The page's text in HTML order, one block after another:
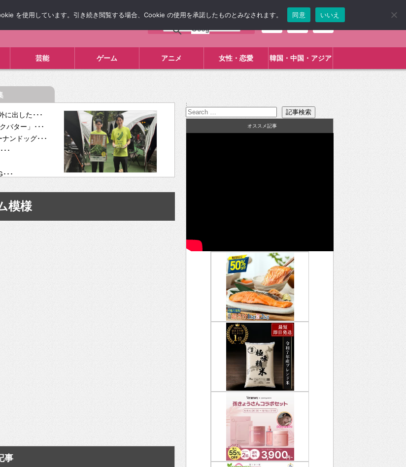
芸能 ゲーム アニメ 女性・恋愛 韓国・中国・アジア
に出した･･･
バター」･･･
ンドッグ･･･
･･
･･
話し･･･
TE･･･
模様
事
:
オススメ記事
を使用しています。引き続き閲覧する場合、Cookie の使用を承諾したものとみなされます。 同意 いいえ